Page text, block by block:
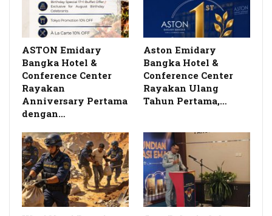
ASTON Emidary
Bangka Hotel &
Conference Center
Rayakan
Anniversary Pertama
dengan…
Aston Emidary
Bangka Hotel &
Conference Center
Rayakan Ulang
Tahun Pertama,…